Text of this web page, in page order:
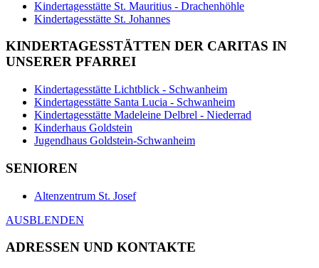
Kindertagesstätte St. Mauritius - Drachenhöhle
Kindertagesstätte St. Johannes
KINDERTAGESSTÄTTEN DER CARITAS IN
UNSERER PFARREI
Kindertagesstätte Lichtblick - Schwanheim
Kindertagesstätte Santa Lucia - Schwanheim
Kindertagesstätte Madeleine Delbrel - Niederrad
Kinderhaus Goldstein
Jugendhaus Goldstein-Schwanheim
SENIOREN
Altenzentrum St. Josef
AUSBLENDEN
ADRESSEN UND KONTAKTE